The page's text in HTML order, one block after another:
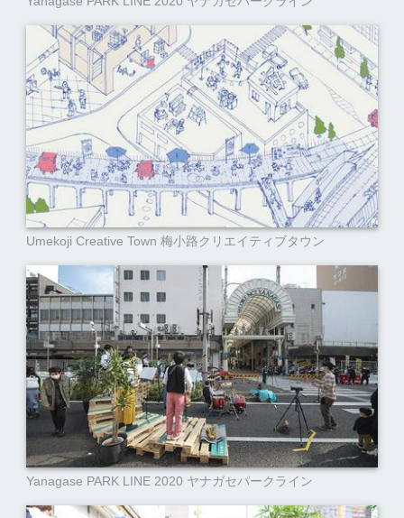
Umekoji Creative Town 梅小路クリエイティブタウン
Yanagase PARK LINE 2020 ヤナガセパークライン